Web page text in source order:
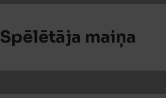
Spēlētāja maiņa